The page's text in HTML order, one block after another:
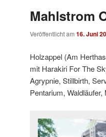
Mahlstrom
Veröffentlicht am 16. Juni
Holzappel (Am
mit Harakiri For The
Agrypnie, Stillbirth,
Pentarium, Waldläufer,